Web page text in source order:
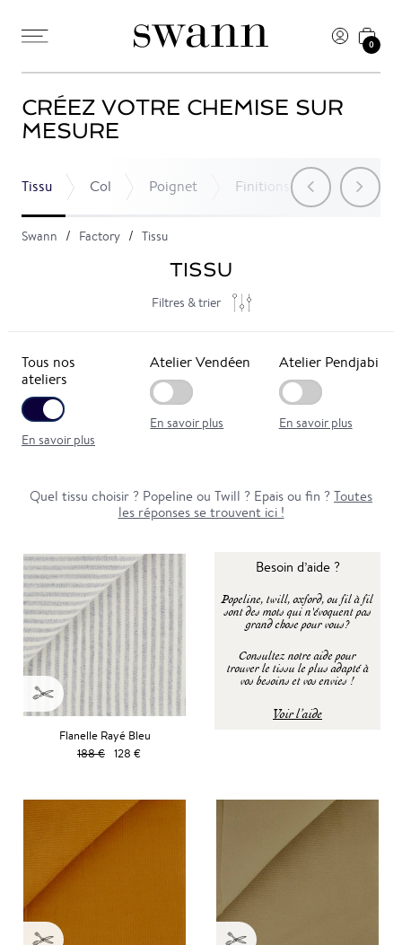
0
CRÉEZ VOTRE CHEMISE SUR
MESURE
Tissu Col Poignet Finitions Poche
Swann Factory Tissu
TISSU
Filtres & trier
Tous nos
ateliers
En savoir plus
Atelier Vendéen
En savoir plus
Atelier Pendjabi
En savoir plus
Quel tissu choisir ? Popeline ou Twill ? Epais ou fin ? Toutes
les réponses se trouvent ici !
Flanelle Rayé Bleu
188 € 128 €
Besoin d’aide ?
Popeline, twill, oxford, ou fil à fil
sont des mots qui n'évoquent pas
grand chose pour vous?
Consultez notre aide pour
trouver le tissu le plus adapté à
vos besoins et vos envies !
Voir l’aide